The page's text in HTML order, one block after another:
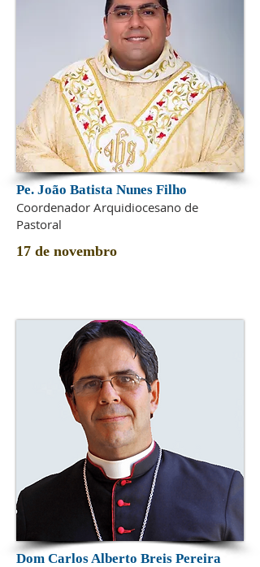
Pe. João Batista Nunes Filho
Coordenador Arquidiocesano de
Pastoral
17 de novembro
Dom Carlos Alberto Breis Pereira